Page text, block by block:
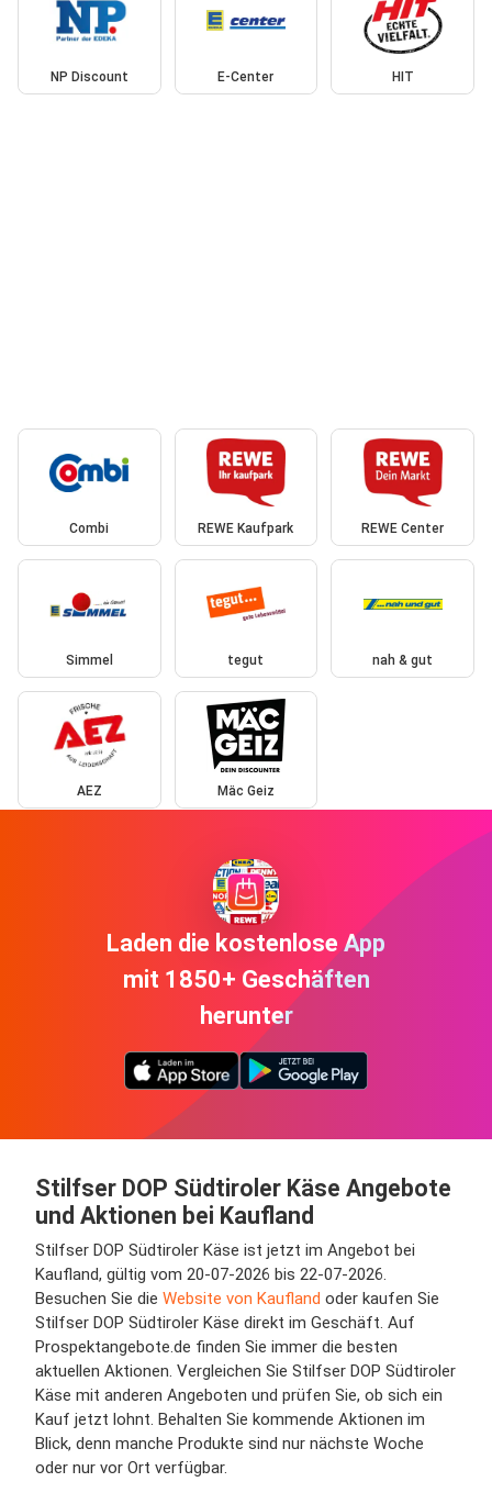
NP Discount E-Center HIT
Combi REWE Kaufpark REWE Center
Simmel tegut nah & gut
AEZ Mäc Geiz
Laden die kostenlose App
mit 1850+ Geschäften
herunter
Stilfser DOP Südtiroler Käse Angebote
und Aktionen bei Kaufland
Stilfser DOP Südtiroler Käse ist jetzt im Angebot bei
Kaufland, gültig vom 20-07-2026 bis 22-07-2026.
Besuchen Sie die Website von Kaufland oder kaufen Sie
Stilfser DOP Südtiroler Käse direkt im Geschäft. Auf
Prospektangebote.de finden Sie immer die besten
aktuellen Aktionen. Vergleichen Sie Stilfser DOP Südtiroler
Käse mit anderen Angeboten und prüfen Sie, ob sich ein
Kauf jetzt lohnt. Behalten Sie kommende Aktionen im
Blick, denn manche Produkte sind nur nächste Woche
oder nur vor Ort verfügbar.